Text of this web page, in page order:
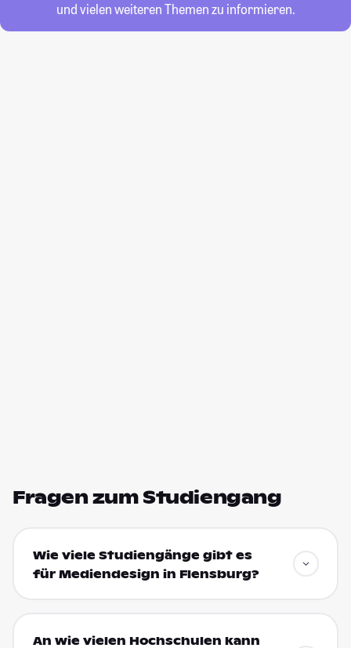
und vielen weiteren Themen zu informieren.
Fragen zum Studiengang
Wie viele Studiengänge gibt es
für Mediendesign in Flensburg?
An wie vielen Hochschulen kann